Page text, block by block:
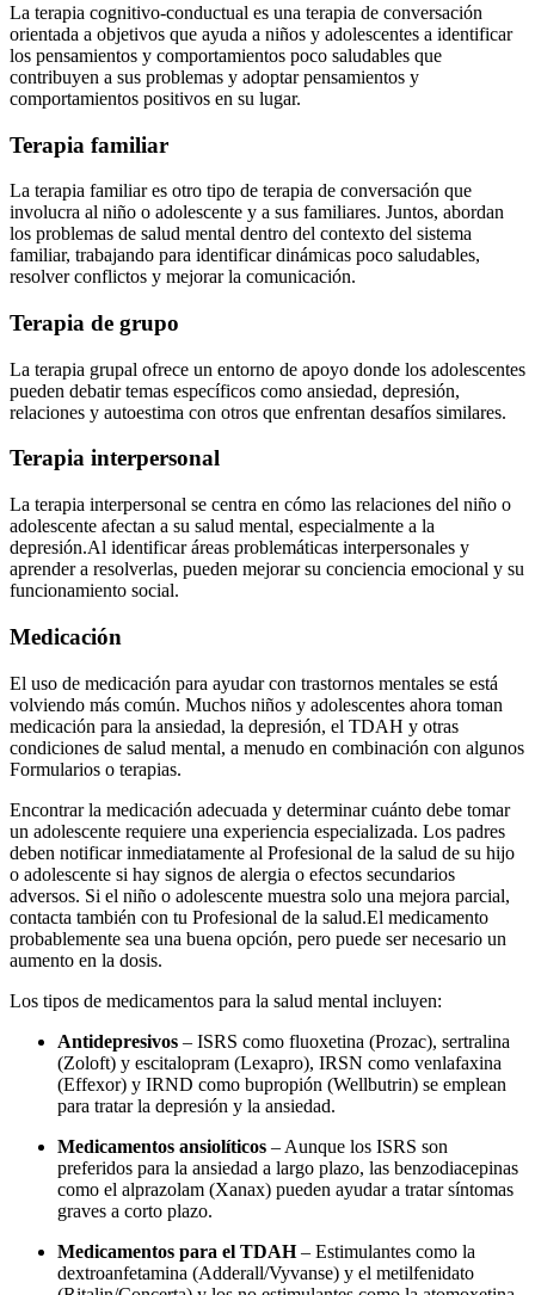
La terapia cognitivo-conductual es una terapia de conversación
orientada a objetivos que ayuda a niños y adolescentes a identificar
los pensamientos y comportamientos poco saludables que
contribuyen a sus problemas y adoptar pensamientos y
comportamientos positivos en su lugar.
Terapia familiar
La terapia familiar es otro tipo de terapia de conversación que
involucra al niño o adolescente y a sus familiares. Juntos, abordan
los problemas de salud mental dentro del contexto del sistema
familiar, trabajando para identificar dinámicas poco saludables,
resolver conflictos y mejorar la comunicación.
Terapia de grupo
La terapia grupal ofrece un entorno de apoyo donde los adolescentes
pueden debatir temas específicos como ansiedad, depresión,
relaciones y autoestima con otros que enfrentan desafíos similares.
Terapia interpersonal
La terapia interpersonal se centra en cómo las relaciones del niño o
adolescente afectan a su salud mental, especialmente a la
depresión.Al identificar áreas problemáticas interpersonales y
aprender a resolverlas, pueden mejorar su conciencia emocional y su
funcionamiento social.
Medicación
El uso de medicación para ayudar con trastornos mentales se está
volviendo más común. Muchos niños y adolescentes ahora toman
medicación para la ansiedad, la depresión, el TDAH y otras
condiciones de salud mental, a menudo en combinación con algunos
Formularios o terapias.
Encontrar la medicación adecuada y determinar cuánto debe tomar
un adolescente requiere una experiencia especializada. Los padres
deben notificar inmediatamente al Profesional de la salud de su hijo
o adolescente si hay signos de alergia o efectos secundarios
adversos. Si el niño o adolescente muestra solo una mejora parcial,
contacta también con tu Profesional de la salud.El medicamento
probablemente sea una buena opción, pero puede ser necesario un
aumento en la dosis.
Los tipos de medicamentos para la salud mental incluyen:
Antidepresivos – ISRS como fluoxetina (Prozac), sertralina
(Zoloft) y escitalopram (Lexapro), IRSN como venlafaxina
(Effexor) y IRND como bupropión (Wellbutrin) se emplean
para tratar la depresión y la ansiedad.
Medicamentos ansiolíticos – Aunque los ISRS son
preferidos para la ansiedad a largo plazo, las benzodiacepinas
como el alprazolam (Xanax) pueden ayudar a tratar síntomas
graves a corto plazo.
Medicamentos para el TDAH– Estimulantes como la
dextroanfetamina (Adderall/Vyvanse) y el metilfenidato